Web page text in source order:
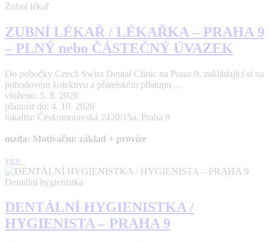
Zubní lékař
ZUBNÍ LÉKAŘ / LÉKAŘKA – PRAHA 9
– PLNÝ nebo ČÁSTEČNÝ ÚVAZEK
Do pobočky Czech Swiss Dental Clinic na Praze 9, zakládající si na
pohodovém kolektivu a přátelském přístupu ...
vloženo: 5. 8. 2026
platnost do: 4. 10. 2026
lokalita: Českomoravská 2420/15a, Praha 9
mzda: Motivační: základ + provize
více
Dentální hygienistka
DENTÁLNÍ HYGIENISTKA /
HYGIENISTA – PRAHA 9